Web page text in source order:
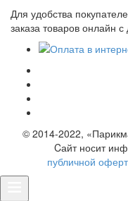
Для удобства
заказа товаров онлайн
© 2014-2022,
Cайт носит
публичной